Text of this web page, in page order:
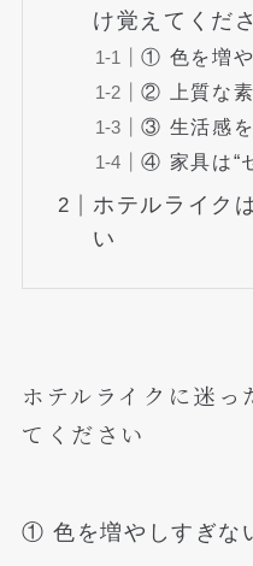
け覚えてくだ
① 色を増
② 上質な
③ 生活感を
④ 家具は“
ホテルライク
い
ホテルライクに迷
てください
① 色を増やしすぎな